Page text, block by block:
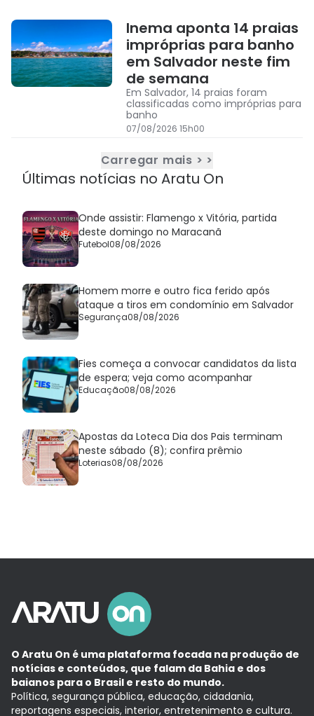
Inema aponta 14 praias
impróprias para banho
em Salvador neste fim
de semana
Em Salvador, 14 praias foram
classificadas como impróprias para
banho
07/08/2026 15h00
Carregar mais > >
Últimas notícias no Aratu On
Onde assistir: Flamengo x Vitória, partida
deste domingo no Maracanã
Futebol08/08/2026
Homem morre e outro fica ferido após
ataque a tiros em condomínio em Salvador
Segurança08/08/2026
Fies começa a convocar candidatos da lista
de espera; veja como acompanhar
Educação08/08/2026
Apostas da Loteca Dia dos Pais terminam
neste sábado (8); confira prêmio
Loterias08/08/2026
O Aratu On é uma plataforma focada na produção de
notícias e conteúdos, que falam da Bahia e dos
baianos para o Brasil e resto do mundo.
Política, segurança pública, educação, cidadania,
reportagens especiais, interior, entretenimento e cultura.